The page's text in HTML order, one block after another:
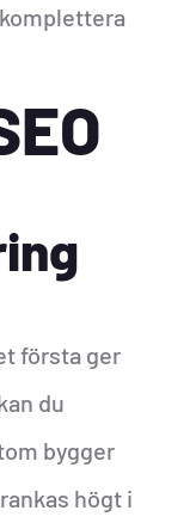
första ger
du
bygger
högt i